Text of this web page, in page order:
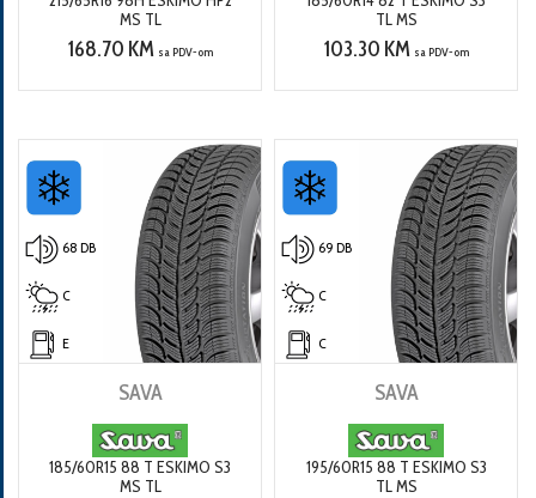
MS TL
168.70 KM sa PDV-om
TL MS
103.30 KM sa PDV-om
68 DB
C
E
SAVA
185/60R15 88 T ESKIMO S3
MS TL
69 DB
C
C
SAVA
195/60R15 88 T ESKIMO S3
TL MS